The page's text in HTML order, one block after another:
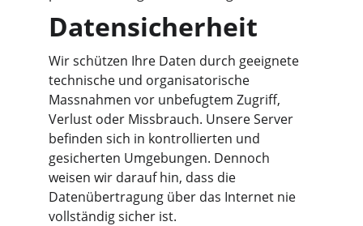
Datensicherheit
Wir schützen Ihre Daten durch geeignete
technische und organisatorische
Massnahmen vor unbefugtem Zugriff,
Verlust oder Missbrauch. Unsere Server
befinden sich in kontrollierten und
gesicherten Umgebungen. Dennoch
weisen wir darauf hin, dass die
Datenübertragung über das Internet nie
vollständig sicher ist.